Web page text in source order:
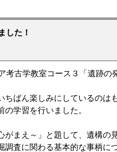
した！
考古学教室コース３「遺跡の
ばん楽しみにしているのは
学習を行いました。
まえ～」と題して、遺構の
査に関わる基本的な事柄に